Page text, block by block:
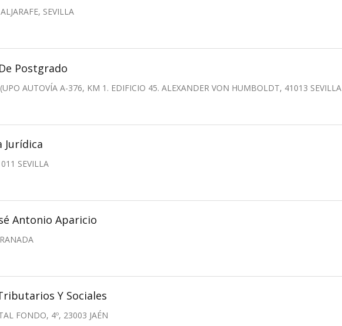
SEVILLA
Postgrado
AUTOVÍA A-376, KM 1. EDIFICIO 45. ALEXANDER VON HUMBOLDT, 41013 SEVILLA
Jurídica
SEVILLA
Antonio Aparicio
Y Sociales
FONDO, 4º, 23003 JAÉN